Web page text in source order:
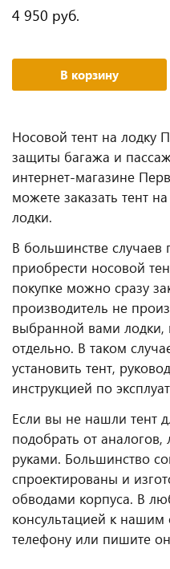
4 950 руб.
В корзину
Носовой тент на лодку
защиты багажа и
интернет-магазине
можете заказать тент
лодки.
В большинстве случаев
приобрести носовой
покупке можно сразу
производитель не
выбранной вами лодки,
отдельно. В таком
установить тент,
инструкцией по
Если вы не нашли тент
подобрать от
руками. Большинство
спроектированы и
обводами корпуса. В
консультацией к нашим
телефону или пишите